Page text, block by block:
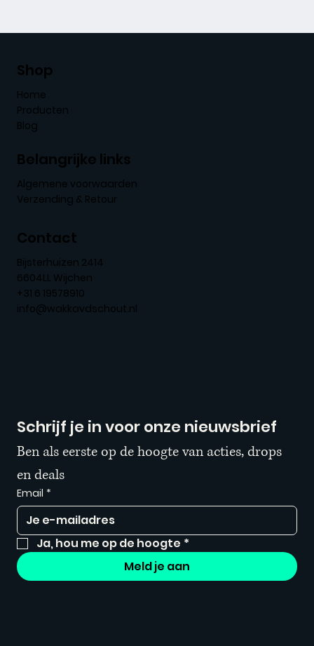
Shop
Home
Producten
Blog
Belangrijke links
Algemene voorwaarden
Verzending & Retour
Contact
Bijsterhuizen 2414
6604LL Wijchen
+31 6 19578910
info@wakkavdschout.nl
Schrijf je in voor onze nieuwsbrief
Ben als eerste op de hoogte van acties, drops
en deals
Email *
Ja, hou me op de hoogte *
Meld je aan